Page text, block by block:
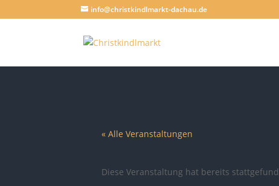
info@christkindlmarkt-dachau.de
« Alle Veranstaltungen
Diese Veranstaltung hat bereits